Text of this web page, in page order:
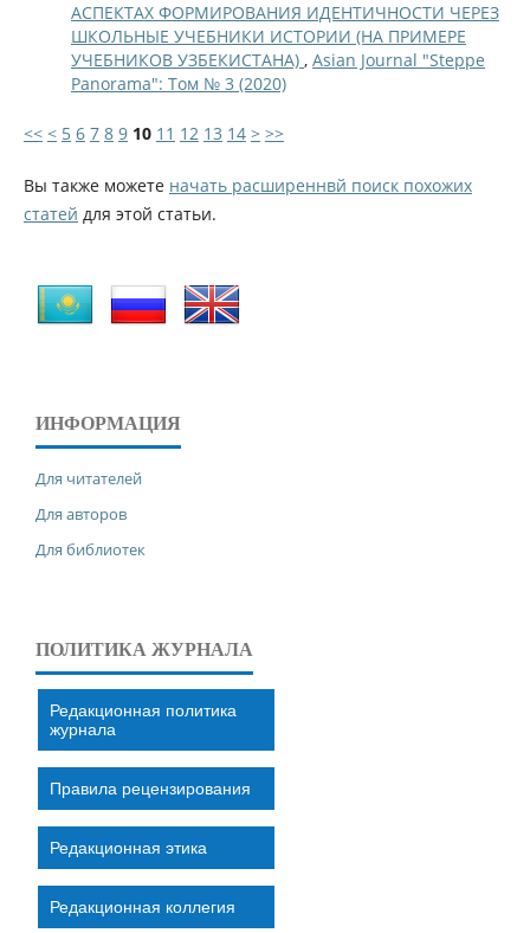
АСПЕКТАХ ФОРМИРОВАНИЯ ИДЕНТИЧНОСТИ ЧЕРЕЗ
ШКОЛЬНЫЕ УЧЕБНИКИ ИСТОРИИ (НА ПРИМЕРЕ
УЧЕБНИКОВ УЗБЕКИСТАНА) , Asian Journal "Steppe
Panorama": Том № 3 (2020)
<< < 5 6 7 8 9 10 11 12 13 14 > >>
Вы также можете начать расширеннвй поиск похожих
статей для этой статьи.
ИНФОРМАЦИЯ
Для читателей
Для авторов
Для библиотек
ПОЛИТИКА ЖУРНАЛА
Редакционная политика
журнала
Правила рецензирования
Редакционная этика
Редакционная коллегия